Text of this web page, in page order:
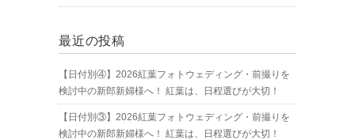
最近の投稿
【日付別④】2026紅葉フォトウェディング・前撮りを
検討中の新郎新婦様へ！ 紅葉は、日程選びが大切！
【日付別③】2026紅葉フォトウェディング・前撮りを
検討中の新郎新婦様へ！ 紅葉は、日程選びが大切！